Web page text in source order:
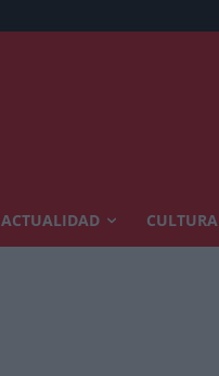
ACTUALIDAD CULTURA